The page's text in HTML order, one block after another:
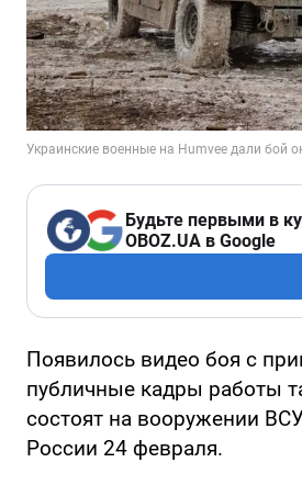
Будьте первыми в
OBOZ.UA в Google
Появилось видео боя с
публичные кадры работы
состоят на вооружении
России 24 февраля.